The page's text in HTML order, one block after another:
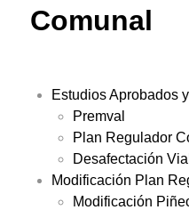
Comunal
Estudios Aprobados
Premval
Plan Regulador
Desafectación
Modificación Plan
Modificación